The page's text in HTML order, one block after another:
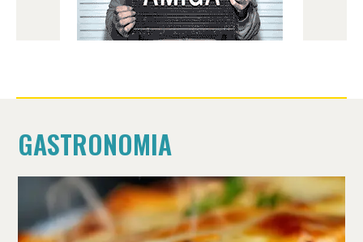
GASTRONOMIA